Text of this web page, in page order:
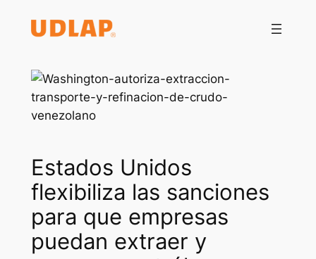
Estados Unidos
flexibiliza las sanciones
para que empresas
puedan extraer y